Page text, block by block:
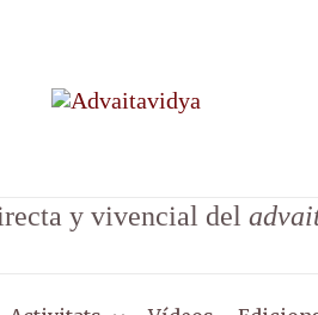
y vivencial del